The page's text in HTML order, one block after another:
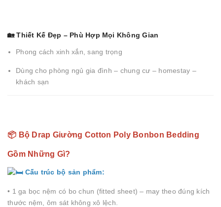
🏡 Thiết Kế Đẹp – Phù Hợp Mọi Không Gian
Phong cách xinh xắn, sang trọng
Dùng cho phòng ngủ gia đình – chung cư – homestay –
khách sạn
📦 Bộ Drap Giường Cotton Poly Bonbon Bedding
Gồm Những Gì?
Cấu trúc bộ sản phẩm:
• 1 ga bọc nệm có bo chun (fitted sheet) – may theo đúng kích
thước nệm, ôm sát không xô lệch.